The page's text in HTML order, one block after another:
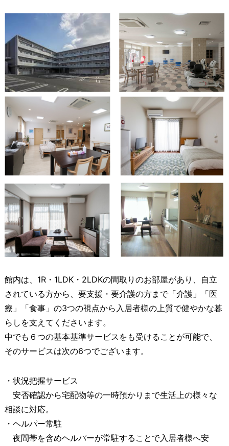
館内は、1R・1LDK・2LDKの間取りのお部屋があり、自立
されている方から、要支援・要介護の方まで「介護」「医
療」「食事」の3つの視点から入居者様の上質で健やかな暮
らしを支えてくださいます。
中でも６つの基本基準サービスをも受けることが可能で、
そのサービスは次の6つでございます。
・状況把握サービス
安否確認から宅配物等の一時預かりまで生活上の様々な
相談に対応。
・ヘルパー常駐
夜間帯を含めヘルパーが常駐することで入居者様へ安